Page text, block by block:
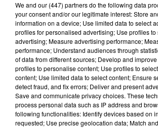
Lecture (5 min 39 sec)
We and our (447) partnersdo the following data
your consent and/or our legitimate interest: Store
information on a device; Use limited data to select
profiles for personalised advertising; Use profiles
advertising; Measure advertising performance;
performance; Understand audiences through
of data from different sources; Develop and
profiles to personalise content; Use profiles to
content; Use limited data to select content; Ensure
detect fraud, and fix errors; Deliver and present
Save and communicate privacy choices. These
process personal data such as IP address and
following functionalities: Identify devices based on
requested; Use precise geolocation data; Match